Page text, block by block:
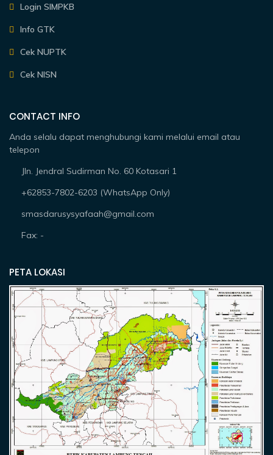
Login SIMPKB
Info GTK
Cek NUPTK
Cek NISN
CONTACT INFO
Anda selalu dapat menghubungi kami melalui email atau
telepon
Jln. Jendral Sudirman No. 60 Kotasari 1
+62853-7802-6203 (WhatsApp Only)
smasdarusysyafaah@gmail.com
Fax: -
PETA LOKASI